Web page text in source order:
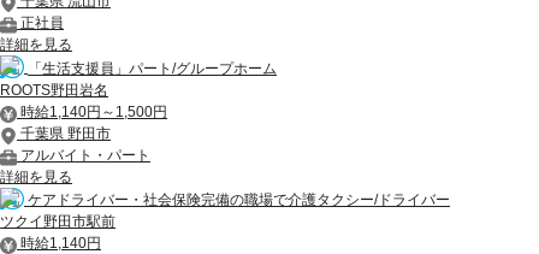
正社員
詳細を見る
「生活支援員」パート/グループホーム
ROOTS野田岩名
時給1,140円～1,500円
千葉県 野田市
アルバイト・パート
詳細を見る
ケアドライバー・社会保険完備の職場で介護タクシー/ドライバー
ツクイ野田市駅前
時給1,140円